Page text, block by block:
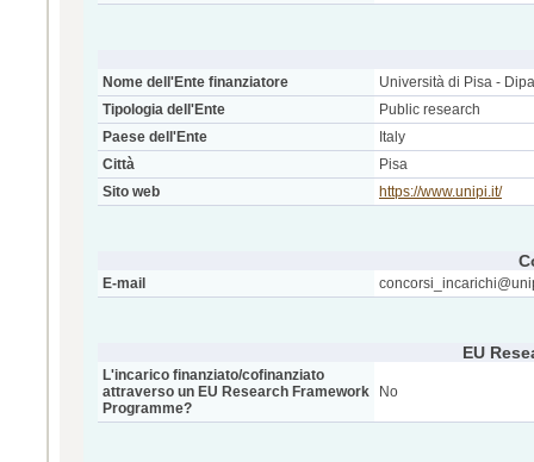
Nome dell'Ente finanziatore
Università di Pisa -
Tipologia dell'Ente
Public research
Paese dell'Ente
Italy
Città
Pisa
Sito web
https://www.unipi.it/
E-mail
EU
L'incarico finanziato/cofinanziato
attraverso un EU Research Framework
Programme?
No